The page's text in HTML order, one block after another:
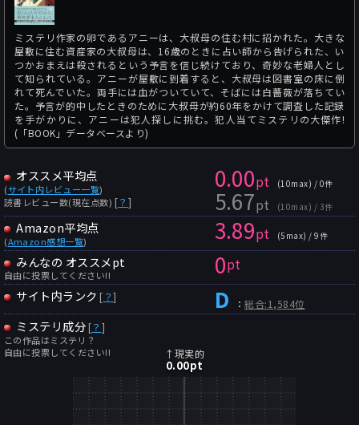
ミステリ作家の卵であるアニーは、大叔母の住む村に招かれた。大きな
屋敷に住む資産家の大叔母は、16歳のときに占い師から告げられた、い
つかおまえは殺されるという予言を信じ続けており、奇妙な老婦人とし
て知られている。アニーが屋敷に到着すると、大叔母は図書室の床に倒
れて死んでいた。両手には血がついていて、そばには白薔薇が落ちてい
た。予言が的中したときのために大叔母が約60年をかけて調査した記録
を手がかりに、アニーは犯人探しに挑む。犯人当てミステリの大傑作!
(「BOOK」データベースより)
オススメ平均点
(サイト内レビュー一覧)
読書レビュー数(現在点数) [？ ]
0.00pt (10max) / 0件
5.67pt (10max) / 3件
Amazon平均点
(Amazon感想一覧) 3.89pt (5max) / 9件
みんなの オススメpt
自由に投票してください!! 0pt
サイト内ランク [ ？] D ：総合:1,584位
ミステリ成分 [？ ]
この作品はミステリ？
自由に投票してください!!
↑現実的
0.00pt